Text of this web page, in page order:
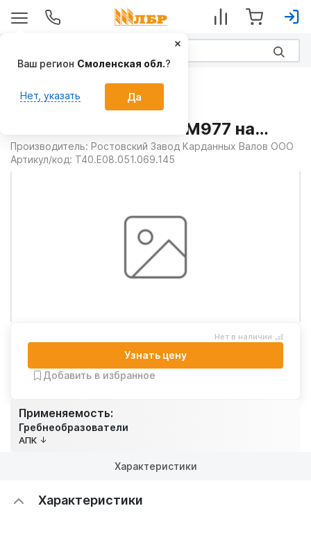
Вал карданный
Т40.Е08.051.069.145.М977 на
Гребнеобразователи
Производитель: Ростовский Завод Карданных Валов ООО
Артикул/код: Т40.Е08.051.069.145
Применяемость:
Гребнеобразователи
АПК
Нет в наличии
Узнать цену
Добавить в избранное
Характеристики
Характеристики
Ваш регион Смоленская обл.?
Нет, указать Да